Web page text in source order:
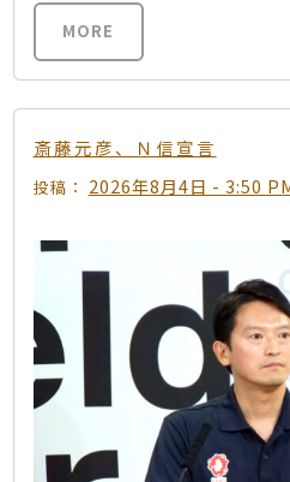
MORE
斎藤元彦、Ｎ信宣言
投稿： 2026年8月4日 - 3:50